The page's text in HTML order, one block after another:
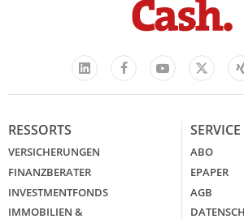
LinkedIn
FacebookYouTube
X
RESSORTS
VERSICHERUNGEN
FINANZBERATER
INVESTMENTFONDS
IMMOBILIEN &
SERVICE
ABO
EPAPER
AGB